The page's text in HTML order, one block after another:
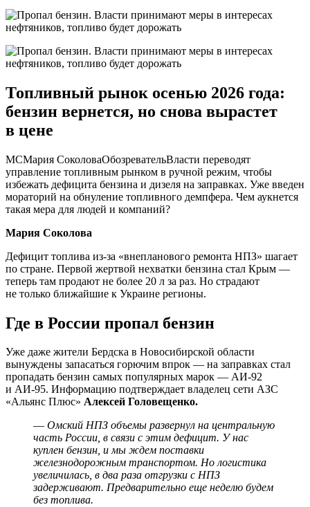
Топливный рынок осенью 2026 года:
бензин вернется, но снова вырастет
в цене
МСМария СоколоваОбозревательВласти переводят
управление топливным рынком в ручной режим, чтобы
избежать дефицита бензина и дизеля на заправках. Уже введен
мораторий на обнуление топливного демпфера. Чем аукнется
такая мера для людей и компаний?
Мария Соколова
Дефицит топлива из-за «внепланового ремонта НПЗ» шагает
по стране. Первой жертвой нехватки бензина стал Крым —
теперь там продают не более 20 л за раз. Но страдают
не только ближайшие к Украине регионы.
Где в России пропал бензин
Уже даже жители Бердска в Новосибирской области
вынуждены запасаться горючим впрок — на заправках стал
пропадать бензин самых популярных марок — АИ-92
и АИ-95. Информацию подтверждает владелец сети АЗС
«Альянс Плюс» Алексей Головещенко.
— Омский НПЗ объемы развернул на центральную
часть России, в связи с этим дефицит. У нас
куплен бензин, и мы ждем поставки
железнодорожным транспортом. Но логистика
увеличилась, в два раза отгрузки с НПЗ
задерживают. Предварительно еще неделю будем
без топлива.